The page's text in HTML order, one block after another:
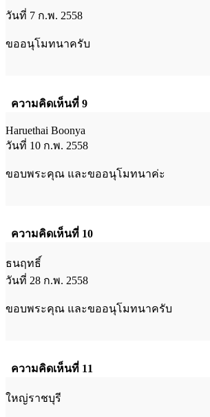
วันที่ 7 ก.พ. 2558
ขออนุโมทนาครับ
ความคิดเห็นที่ 9
Haruethai Boonya
วันที่ 10 ก.พ. 2558
ขอบพระคุณ และขออนุโมทนาค่ะ
ความคิดเห็นที่ 10
ธนฤทธิ์
วันที่ 28 ก.พ. 2558
ขอบพระคุณ และขออนุโมทนาครับ
ความคิดเห็นที่ 11
ใหญ่ราชบุรี